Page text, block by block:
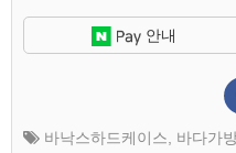
안내
바낙스하드케이스 바다가